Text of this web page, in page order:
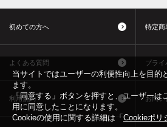
初めての方へ 特定商
よくある質問 プライ
利用規約 お問い
当サイトではユーザーの利便性向上を目的
ます。
「同意する」ボタンを押すと、ユーザーは
用に同意したことになります。
Cookieの使用に関する詳細は「 Cookieポリ